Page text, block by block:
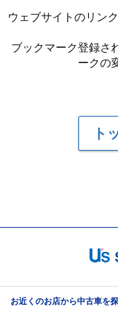
ウェブサイトのリン
ブックマーク登録さ
ークの
ト
お近くのお店から中古車を